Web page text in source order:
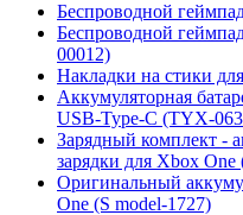
Беспроводной
Беспроводной
00012)
Накладки на стики
Аккумуляторная
USB-Type-C (TYX-
Зарядный комплект -
зарядки для Xbox
Оригинальный
One (S model-1727)